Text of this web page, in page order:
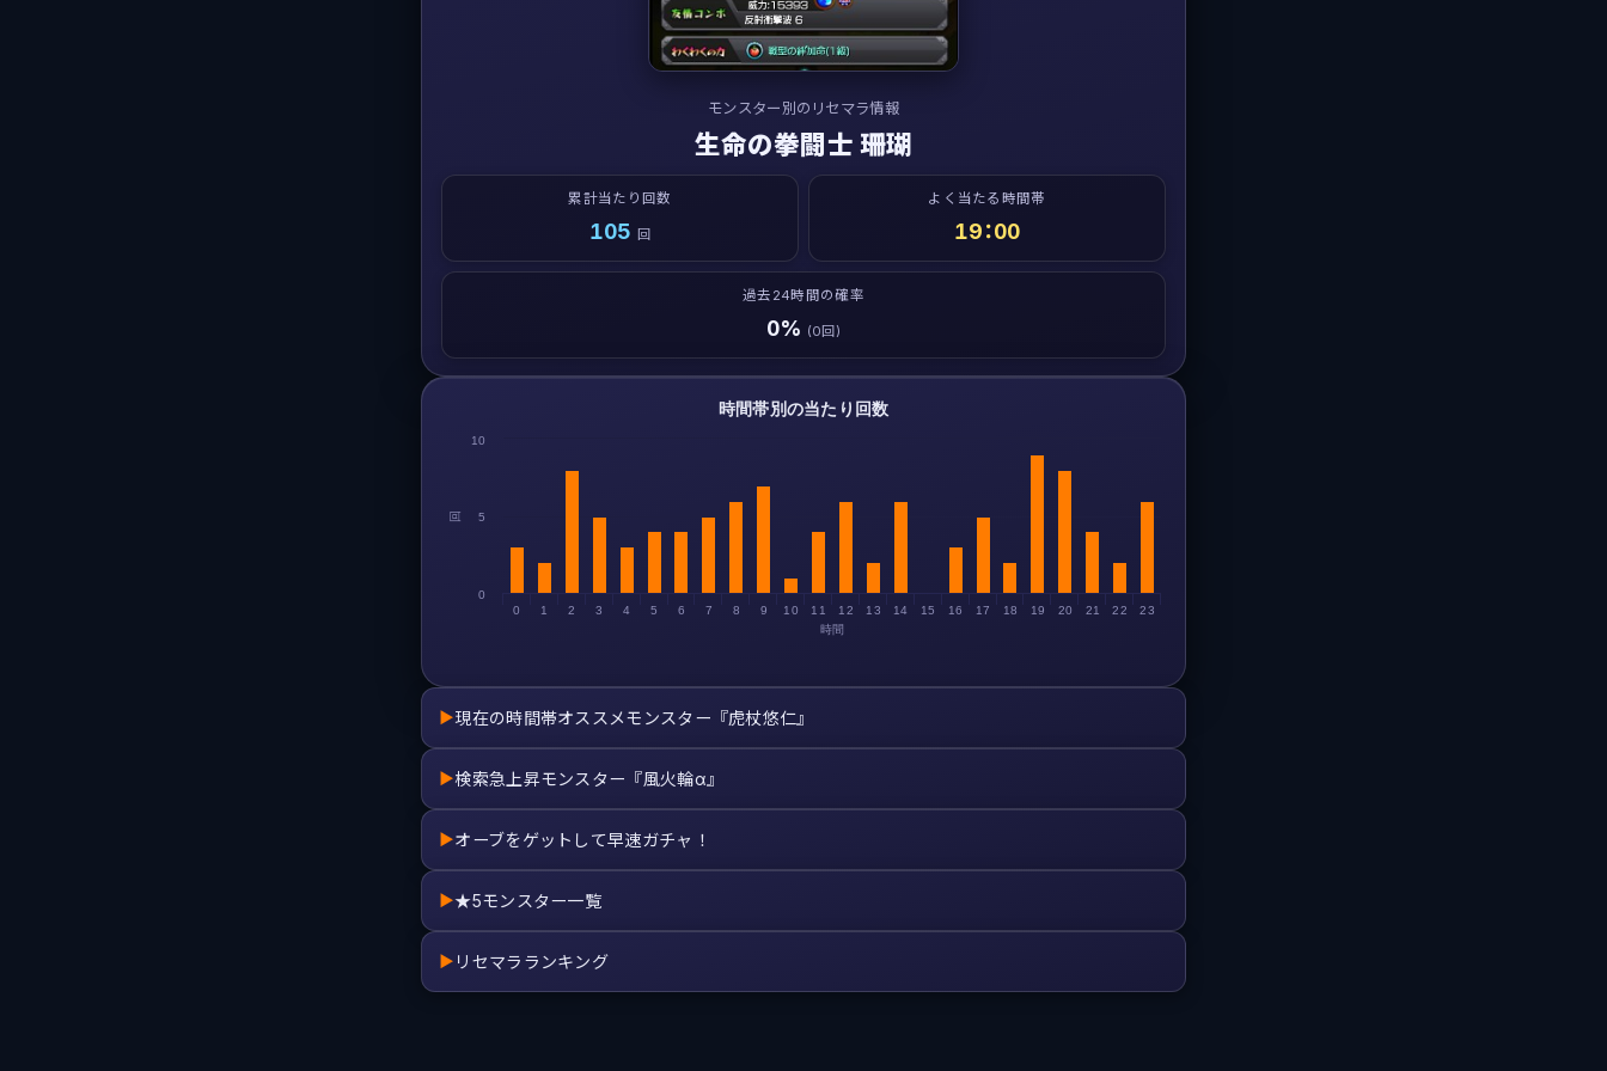
モンスター別のリセマラ情報
生命の拳闘士 珊瑚
累計当たり回数
105 回
よく当たる時間帯
19：00
過去24時間の確率
0% (0回)
時間
回
時間帯別の当たり回数
0 1 2 3 4 5 6 7 8 9 10 11 12 13 14 15 16 17 18 19 20 21 22 23
0
5
10
▶現在の時間帯オススメモンスター『虎杖悠仁』
▶検索急上昇モンスター『風火輪α』
▶オーブをゲットして早速ガチャ！
▶★5モンスター一覧
▶ リセマラランキング